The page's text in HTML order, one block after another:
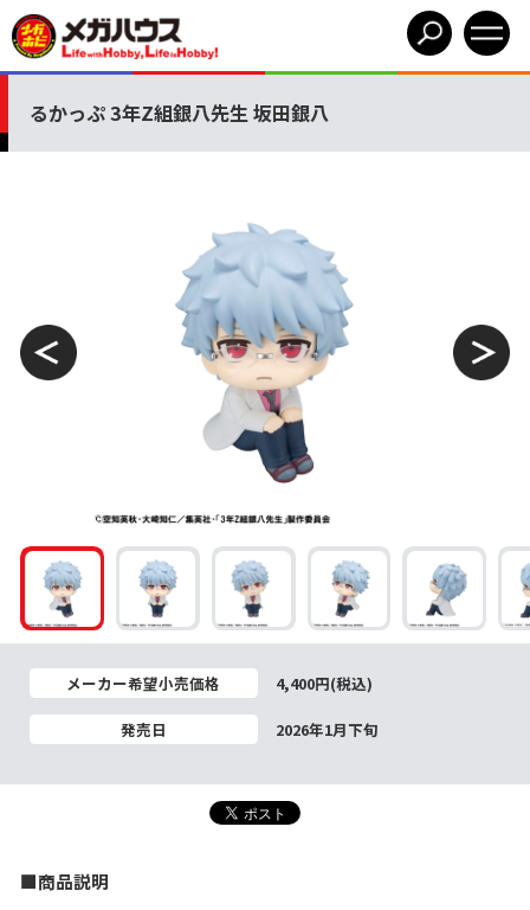
るかっぷ 3年Z組銀八先生 坂田銀八
メーカー希望小売価格 4,400円(税込)
発売日 2026年1月下旬
■商品説明